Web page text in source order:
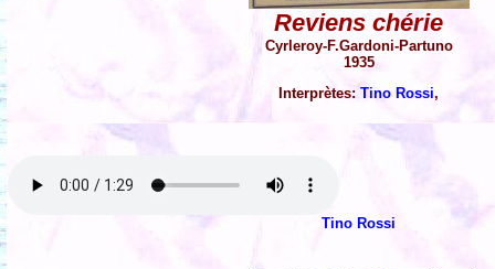
Reviens chérie
Cyrleroy-F.Gardoni-Partuno
1935
Interprètes:Tino Rossi,
Tino Rossi